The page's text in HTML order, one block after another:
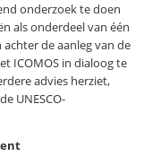
onderzoek te doen
als onderdeel van één
de aanleg van de
ICOMOS in dialoog te
advies herziet,
UNESCO-